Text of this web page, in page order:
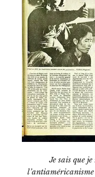
Je sais que